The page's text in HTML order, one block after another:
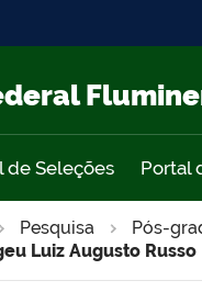
de Seleções Portal
Pesquisa Pós-
Luiz Augusto Russo